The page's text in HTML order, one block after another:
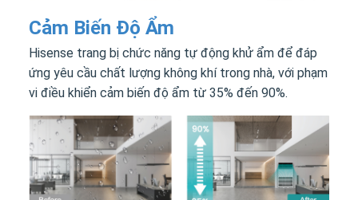
Cảm Biến Độ Ẩm
Hisense trang bị chức năng tự động khử ẩm để đáp
ứng yêu cầu chất lượng không khí trong nhà, với phạm
vi điều khiển cảm biến độ ẩm từ 35% đến 90%.